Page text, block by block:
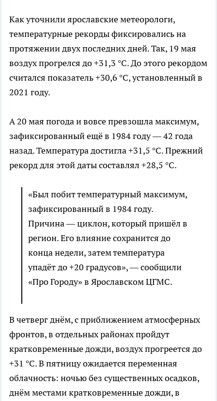
Как уточнили ярославские метеорологи,
температурные рекорды фиксировались на
протяжении двух последних дней. Так, 19 мая
воздух прогрелся до +31,3 °C. До этого рекордом
считался показатель +30,6 °C, установленный в
2021 году.
А 20 мая погода и вовсе превзошла максимум,
зафиксированный ещё в 1984 году — 42 года
назад. Температура достигла +31,5 °C. Прежний
рекорд для этой даты составлял +28,5 °C.
«Был побит температурный максимум,
зафиксированный в 1984 году.
Причина — циклон, который пришёл в
регион. Его влияние сохранится до
конца недели, затем температура
упадёт до +20 градусов», — сообщили
«Про Городу» в Ярославском ЦГМС.
В четверг днём, с приближением атмосферных
фронтов, в отдельных районах пройдут
кратковременные дожди, воздух прогреется до
+31 °C. В пятницу ожидается переменная
облачность: ночью без существенных осадков,
днём местами кратковременные дожди, в